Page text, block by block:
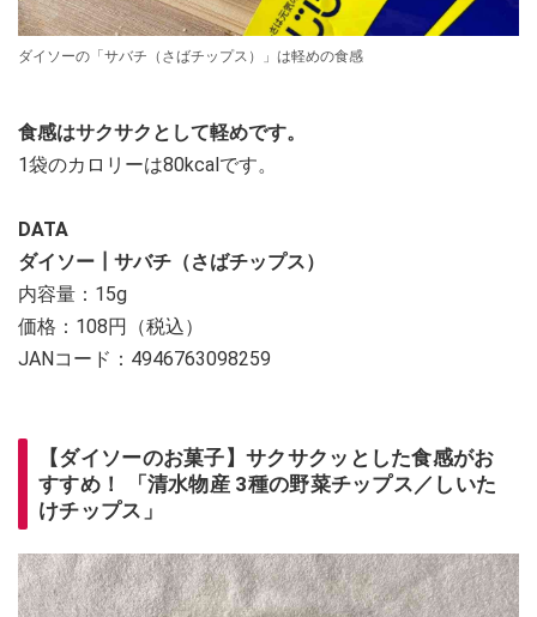
ダイソーの「サバチ（さばチップス）」は軽めの食感
食感はサクサクとして軽めです。
1袋のカロリーは80kcalです。
DATA
ダイソー┃サバチ（さばチップス）
内容量：15g
価格：108円（税込）
JANコード：4946763098259
【ダイソーのお菓子】サクサクッとした食感がお
すすめ！ 「清水物産 3種の野菜チップス／しいた
けチップス」